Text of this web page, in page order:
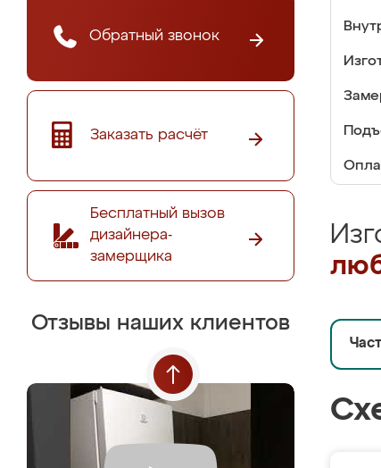
Обратный звонок
Заказать расчёт
Бесплатный вызов
дизайнера-
замерщика
Отзывы наших клиентов